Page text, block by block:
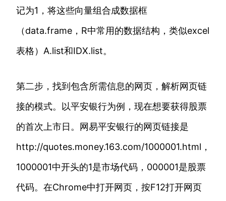
记为1，将这些向量组合成数据框
（data.frame，R中常用的数据结构，类似excel
表格）A.list和IDX.list。
第二步，找到包含所需信息的网页，解析网页链
接的模式。以平安银行为例，现在想要获得股票
的首次上市日。网易平安银行的网页链接是
http://quotes.money.163.com/1000001.html，
1000001中开头的1是市场代码，000001是股票
代码。在Chrome中打开网页，按F12打开网页